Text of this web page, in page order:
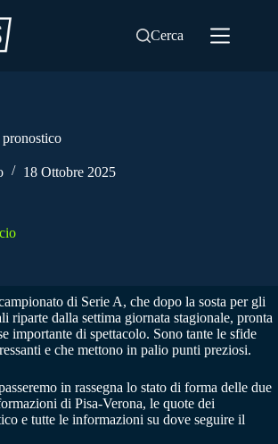
Cerca
pronostico
18 Ottobre 2025
di Serie A, che dopo la sosta per gli
riparte dalla settima giornata stagionale, pronta
importante di spettacolo. Sono tante le sfide
e che mettono in palio punti preziosi.
in rassegna lo stato di forma delle due
di Pisa-Verona, le quote dei
e tutte le informazioni su dove seguire il